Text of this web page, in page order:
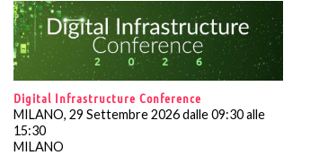
Digital Infrastructure Conference
MILANO, 29 Settembre 2026 dalle 09:30 alle
15:30
MILANO